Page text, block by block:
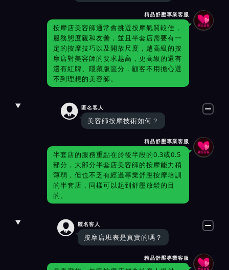
精品舒壓專業客服
按摩店美容師通常會挑選按摩氣質較佳，
服務態度親和友善，並且半套店需要有一
定的按摩技巧以及開放尺度，越高級的按
摩店對美容師的要求越高，更高級的還有
還有紅牌、隱藏版區分，顧客不用擔心選
不到理想的美容師。
 匿名客人
美容師按摩技術如何？
精品舒壓專業客服
半套店的服務重點在於後半段的0.3或0.5
部分，大部分半套店美容師的按摩能力稍
薄弱，但也不乏有經過專業舒壓按摩培訓
的半套店，同樣可以起到舒壓放鬆的目
的。
 匿名客人
按摩店班表是真實的嗎？
精品舒壓專業客服